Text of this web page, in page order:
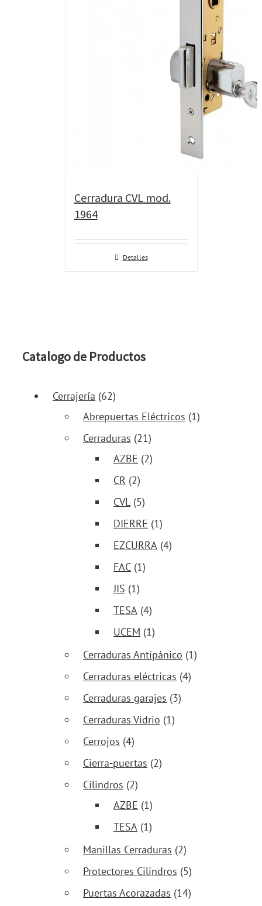
Cerradura CVL mod.
1964
Detalles
Catalogo de Productos
Cerrajería (62)
Abrepuertas Eléctricos (1)
Cerraduras (21)
AZBE (2)
CR (2)
CVL (5)
DIERRE (1)
EZCURRA (4)
FAC (1)
JIS (1)
TESA (4)
UCEM (1)
Cerraduras Antipánico (1)
Cerraduras eléctricas (4)
Cerraduras garajes (3)
Cerraduras Vidrio (1)
Cerrojos (4)
Cierra-puertas (2)
Cilindros (2)
AZBE (1)
TESA (1)
Manillas Cerraduras (2)
Protectores Cilindros (5)
Puertas Acorazadas (14)